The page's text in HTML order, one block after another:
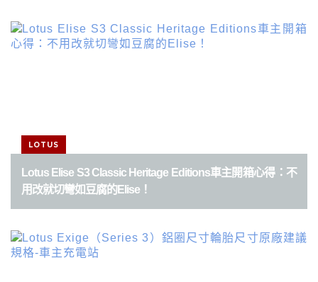
LOTUS
Lotus Elise S3 Classic Heritage Editions車主開箱心得：不
用改就切彎如豆腐的Elise！